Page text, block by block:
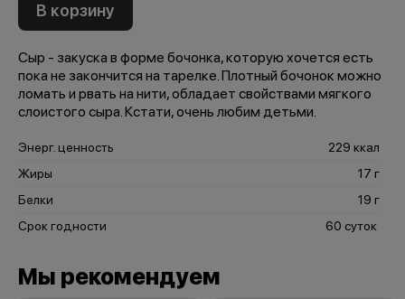
В корзину
Сыр - закуска в форме бочонка, которую хочется есть
пока не закончится на тарелке. Плотный бочонок можно
ломать и рвать на нити, обладает свойствами мягкого
слоистого сыра. Кстати, очень любим детьми.
Энерг. ценность
229 ккал
Жиры
17 г
Белки
19 г
Срок годности
60 суток
Мы рекомендуем